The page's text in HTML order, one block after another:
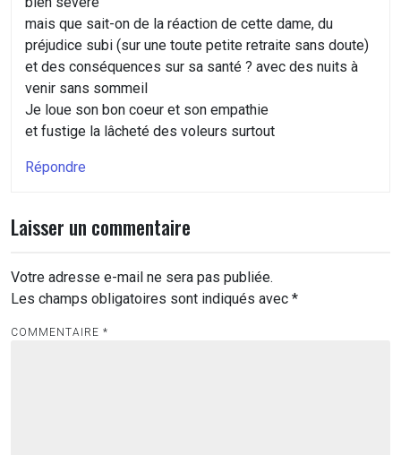
mais que sait-on de la réaction de cette dame, du
préjudice subi (sur une toute petite retraite sans doute)
et des conséquences sur sa santé ? avec des nuits à
venir sans sommeil
Je loue son bon coeur et son empathie
et fustige la lâcheté des voleurs surtout
Répondre
Laisser un commentaire
Votre adresse e-mail ne sera pas publiée.
Les champs obligatoires sont indiqués avec *
COMMENTAIRE *